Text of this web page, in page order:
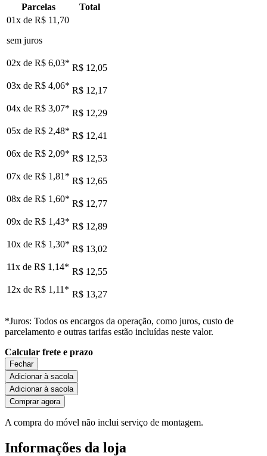
Parcelas
Total
01x de R$ 11,70
sem juros
02x de R$ 6,03* R$ 12,05
03x de R$ 4,06* R$ 12,17
04x de R$ 3,07* R$ 12,29
05x de R$ 2,48* R$ 12,41
06x de R$ 2,09* R$ 12,53
07x de R$ 1,81 * R$ 12,65
08x de R$ 1,60* R$ 12,77
09x de R$ 1,43* R$ 12,89
10x de R$ 1,30* R$ 13,02
11x de R$ 1,14* R$ 12,55
12x de R$ 1,11 * R$ 13,27
*Juros: Todos os encargos da operação, como juros, custo de
parcelamento e outras tarifas estão incluídas neste valor.
Calcular frete e prazo
Fechar
Adicionar à sacola
Adicionar à sacola
Comprar agora
A compra do móvel não inclui serviço de montagem.
Informações da loja